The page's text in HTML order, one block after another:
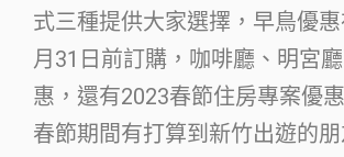
式三種提供大家選擇，早鳥優
月31日前訂購，咖啡廳、明宮
惠，還有2023春節住房專案優
春節期間有打算到新竹出遊的